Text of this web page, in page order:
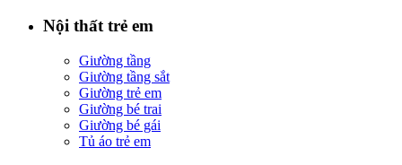
Nội thất trẻ em
Giường tầng
Giường tầng sắt
Giường trẻ em
Giường bé trai
Giường bé gái
Tủ áo trẻ em